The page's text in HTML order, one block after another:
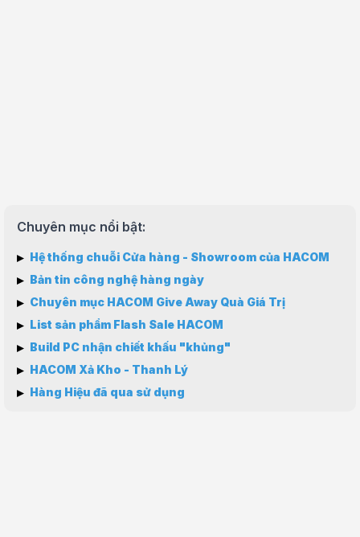
Chuyên mục nổi bật:
▸ Hệ thống chuỗi Cửa hàng - Showroom của HACOM
▸ Bản tin công nghệ hàng ngày
▸ Chuyên mục HACOM Give Away Quà Giá Trị
▸ List sản phẩm Flash Sale HACOM
▸ Build PC nhận chiết khấu "khủng"
▸ HACOM Xả Kho - Thanh Lý
▸ Hàng Hiệu đã qua sử dụng